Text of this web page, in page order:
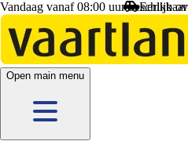
Vandaag vanaf 08:00 uur beschikbaar
Open main menu